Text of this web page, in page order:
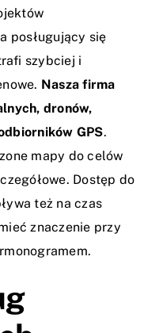
posługujący się
szybciej i
Nasza firma
dronów,
GPS.
mapy do celów
Dostęp do
też na czas
znaczenie przy